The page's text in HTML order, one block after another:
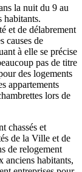
la nuit du 9 au
habitants.
et de délabrement
causes de
à elle se précise
pas de titre
des logements
appartements
lors de
chassés et
de la Ville et de
de relogement
anciens habitants,